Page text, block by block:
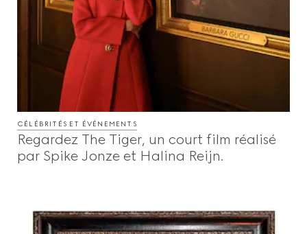
CÉLÉBRITÉS ET ÉVÉNEMENTS
Regardez The Tiger, un court film réalisé
par Spike Jonze et Halina Reijn.